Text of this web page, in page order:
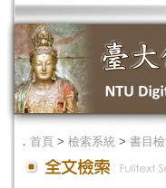
． 首頁 > 檢索系統 > 書目